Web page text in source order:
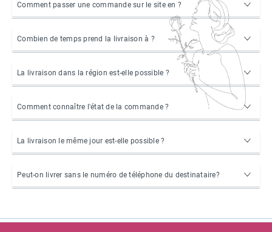
Comment passer une commande sur le site en ?
Combien de temps prend la livraison à ?
La livraison dans la région est-elle possible ?
Comment connaître l'état de la commande ?
La livraison le même jour est-elle possible ?
Peut-on livrer sans le numéro de téléphone du destinataire?